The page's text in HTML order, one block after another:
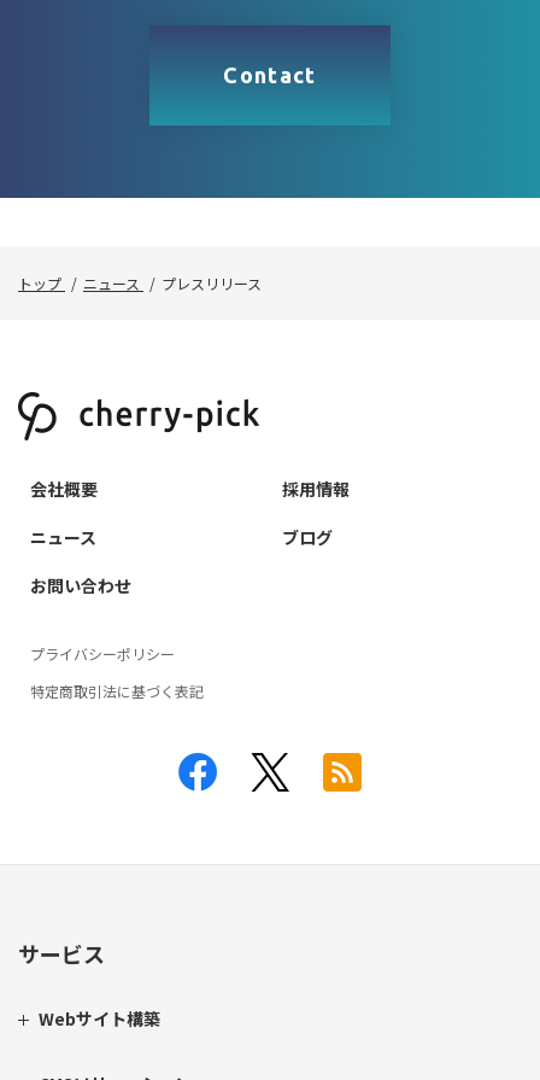
Contact
トップ ニュース プレスリリース
サービス
Webサイト構築
会社概要
採用情報
ニュース
ブログ
お問い合わせ
プライバシーポリシー
特定商取引法に基づく表記